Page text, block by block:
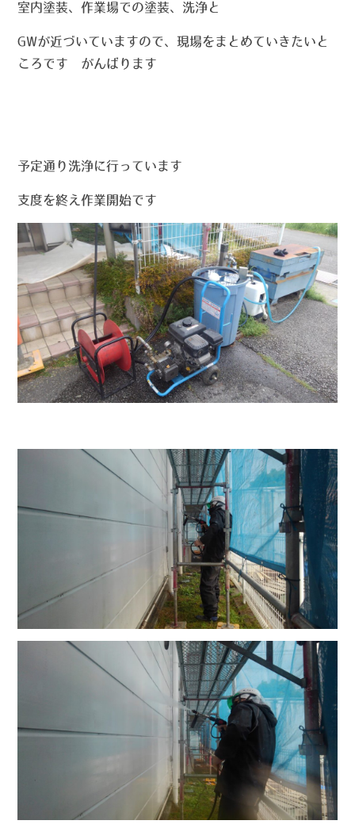
室内塗装、作業場での塗装、洗浄と
GWが近づいていますので、現場をまとめていきたいと
ころです がんばります
予定通り洗浄に行っています
支度を終え作業開始です